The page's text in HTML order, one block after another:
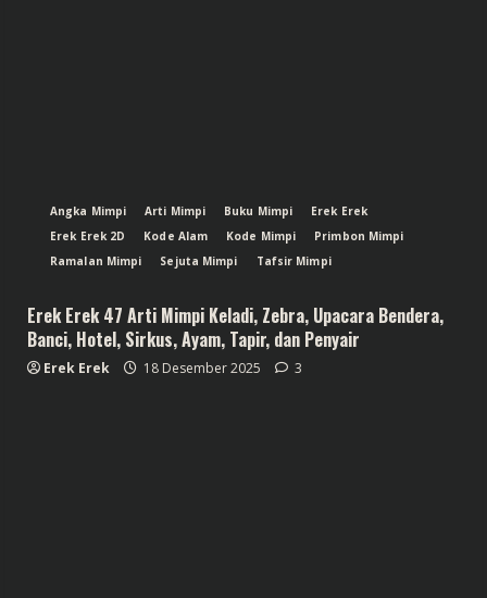
Angka Mimpi Arti Mimpi Buku Mimpi
Erek Erek
Erek Erek 2D
Kode Alam Kode Mimpi
Primbon Mimpi
Ramalan Mimpi
Sejuta Mimpi Tafsir Mimpi
Erek Erek 47 Arti Mimpi Keladi, Zebra, Upacara Bendera,
Banci, Hotel, Sirkus, Ayam, Tapir, dan Penyair
Erek Erek 18 Desember 2025 3